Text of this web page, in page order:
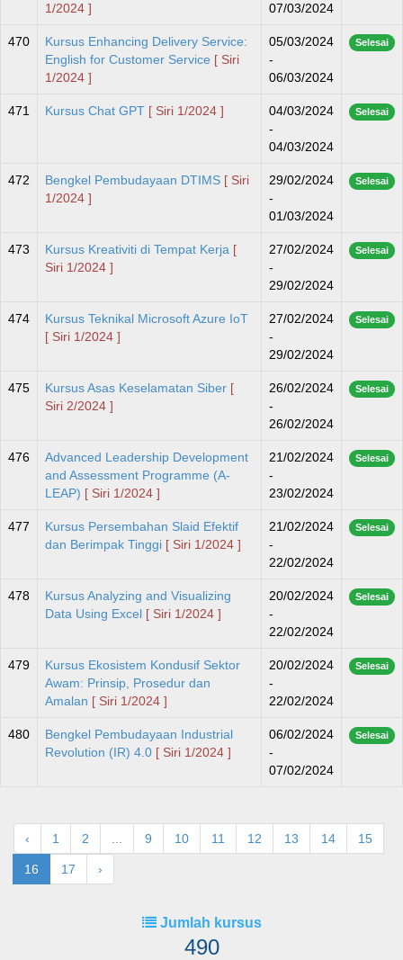
1/2024 ] 07/03/2024
470
Kursus Enhancing Delivery Service:
English for Customer Service [ Siri
1/2024 ]
05/03/2024
-
06/03/2024
Selesai
471 Kursus Chat GPT [ Siri 1/2024 ]
04/03/2024
-
04/03/2024
Selesai
472 Bengkel Pembudayaan DTIMS [ Siri
1/2024 ]
29/02/2024
-
01/03/2024
Selesai
473 Kursus Kreativiti di Tempat Kerja [
Siri 1/2024 ]
27/02/2024
-
29/02/2024
Selesai
474
Kursus Teknikal Microsoft Azure IoT
[ Siri 1/2024 ]
27/02/2024
-
29/02/2024
Selesai
475 Kursus Asas Keselamatan Siber [
Siri 2/2024 ]
26/02/2024
-
26/02/2024
Selesai
476
Advanced Leadership Development
and Assessment Programme (A-
LEAP) [ Siri 1/2024 ]
21/02/2024
-
23/02/2024
Selesai
477
Kursus Persembahan Slaid Efektif
dan Berimpak Tinggi [ Siri 1/2024 ]
21/02/2024
-
22/02/2024
Selesai
478
Kursus Analyzing and Visualizing
Data Using Excel [ Siri 1/2024 ]
20/02/2024
-
22/02/2024
Selesai
479
Kursus Ekosistem Kondusif Sektor
Awam: Prinsip, Prosedur dan
Amalan [ Siri 1/2024 ]
20/02/2024
-
22/02/2024
Selesai
480
Bengkel Pembudayaan Industrial
Revolution (IR) 4.0 [ Siri 1/2024 ]
06/02/2024
-
07/02/2024
Selesai
‹ 1 2 9 10 11 12 13 14 15
16 17 ›
Jumlah kursus
490